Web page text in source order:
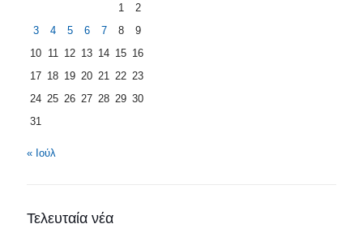
1
2
3
4 5 6 7 8
9
10 11 12 13 14 15 16
17 18 19 20 21 22 23
24 25 26 27 28 29 30
31
« Ιούλ
Τελευταία νέα